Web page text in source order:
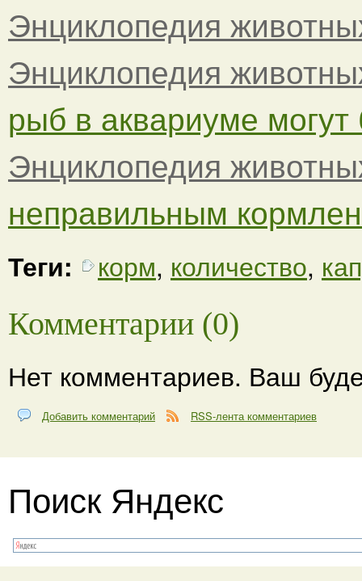
Энциклопедия
Энциклопедия
рыб в аквариуме
Энциклопедия
неправильным
Теги: корм, количество,
Комментарии (0)
Нет комментариев. Ваш
Добавить комментарий RSS-лента комментариев
Поиск Яндекс